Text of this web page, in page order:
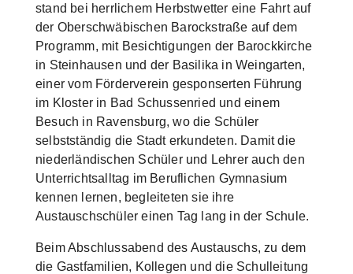
stand bei herrlichem Herbstwetter eine Fahrt auf
der Oberschwäbischen Barockstraße auf dem
Programm, mit Besichtigungen der Barockkirche
in Steinhausen und der Basilika in Weingarten,
einer vom Förderverein gesponserten Führung
im Kloster in Bad Schussenried und einem
Besuch in Ravensburg, wo die Schüler
selbstständig die Stadt erkundeten. Damit die
niederländischen Schüler und Lehrer auch den
Unterrichtsalltag im Beruflichen Gymnasium
kennen lernen, begleiteten sie ihre
Austauschschüler einen Tag lang in der Schule.
Beim Abschlussabend des Austauschs, zu dem
die Gastfamilien, Kollegen und die Schulleitung